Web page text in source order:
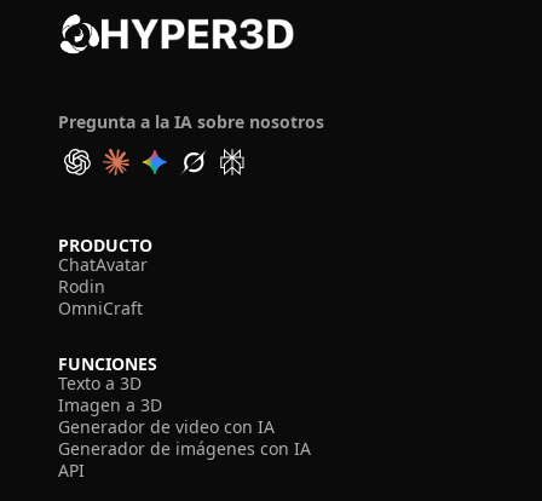
Pregunta a la IA sobre nosotros
PRODUCTO
ChatAvatar
Rodin
OmniCraft
FUNCIONES
Texto a 3D
Imagen a 3D
Generador de video con IA
Generador de imágenes con IA
API